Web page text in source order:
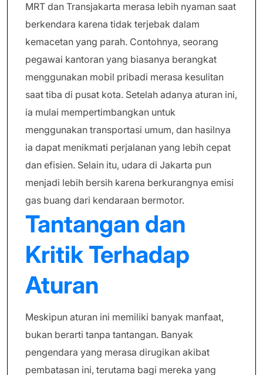
MRT dan Transjakarta merasa lebih nyaman saat
berkendara karena tidak terjebak dalam
kemacetan yang parah. Contohnya, seorang
pegawai kantoran yang biasanya berangkat
menggunakan mobil pribadi merasa kesulitan
saat tiba di pusat kota. Setelah adanya aturan ini,
ia mulai mempertimbangkan untuk
menggunakan transportasi umum, dan hasilnya
ia dapat menikmati perjalanan yang lebih cepat
dan efisien. Selain itu, udara di Jakarta pun
menjadi lebih bersih karena berkurangnya emisi
gas buang dari kendaraan bermotor.
Tantangan dan
Kritik Terhadap
Aturan
Meskipun aturan ini memiliki banyak manfaat,
bukan berarti tanpa tantangan. Banyak
pengendara yang merasa dirugikan akibat
pembatasan ini, terutama bagi mereka yang